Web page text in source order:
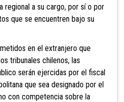
regional a su cargo, por sí o por
que se encuentren bajo su
en el extranjero que
tribunales chilenos, las
serán ejercidas por el fiscal
que sea designado por el
con competencia sobre la